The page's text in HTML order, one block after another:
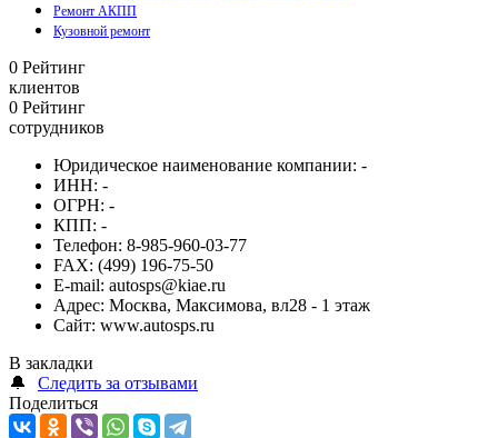
Ремонт АКПП
Кузовной ремонт
0 Рейтинг
клиентов
0 Рейтинг
сотрудников
Юридическое наименование компании: -
ИНН: -
ОГРН: -
КПП: -
Телефон: 8-985-960-03-77
FAX: (499) 196-75-50
E-mail: autosps@kiae.ru
Адрес: Москва, Максимова, вл28 - 1 этаж
Сайт: www.autosps.ru
В закладки
🔔
Следить за отзывами
Поделиться